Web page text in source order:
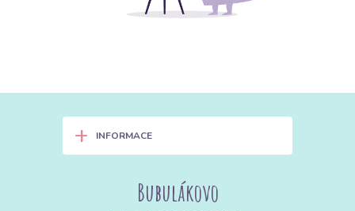
+ INFORMACE
Bubulákovo